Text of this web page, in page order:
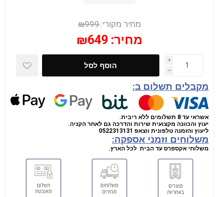
מחיר מקורי:₪999
מחיר: ₪649
i
h
הוסף לסל
מקבלים תשלום ב:
אשראי עד 8 תשלומים ללא ריבית.
יעוץ והכוונה מקצועית שירות והדרכה גם לאחר הקניה.
ליעוץ והזמנה טלפונית ווצאפ 0522313131
משלוחים וזמני אספקה:
משלוחי אקספרס עד הבית לכל הארץ.